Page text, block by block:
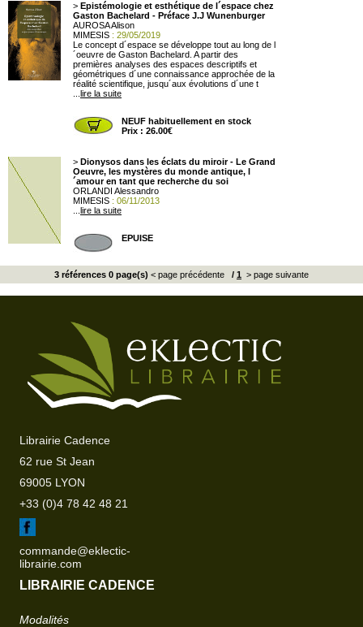
> Epistémologie et esthétique de l´espace chez
Gaston Bachelard - Préface J.J Wunenburger
AUROSA Alison
MIMESIS : 29/05/2019
Le concept d´espace se développe tout au long de l
´oeuvre de Gaston Bachelard. A partir des
premières analyses des espaces descriptifs et
géométriques d´une connaissance approchée de la
réalité scientifique, jusqu´aux évolutions d´une t
lire la suite
NEUF habituellement en stock
Prix : 26.00€
> Dionysos dans les éclats du miroir - Le Grand
Oeuvre, les mystères du monde antique, l
´amour en tant que recherche du soi
ORLANDI Alessandro
MIMESIS : 06/11/2013
lire la suite
EPUISE
3 références 0 page(s) < page précédente / 1 > page suivante
Librairie Cadence
62 rue St Jean
69005 LYON
+33 (0)4 78 42 48 21
commande@eklectic-
librairie.com
LIBRAIRIE CADENCE
Modalités